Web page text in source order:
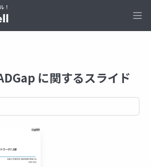
に関するスライド